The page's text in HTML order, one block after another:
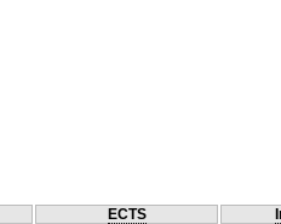
ECTS